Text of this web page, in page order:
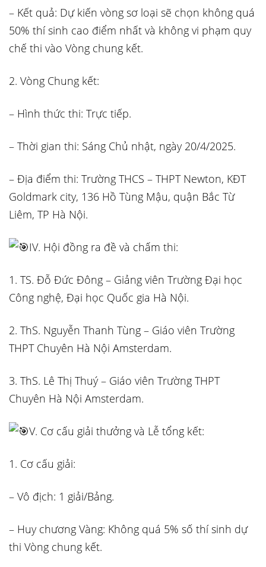
– Kết quả: Dự kiến vòng sơ loại sẽ chọn không quá
50% thí sinh cao điểm nhất và không vi phạm quy
chế thi vào Vòng chung kết.
2. Vòng Chung kết:
– Hình thức thi: Trực tiếp.
– Thời gian thi: Sáng Chủ nhật, ngày 20/4/2025.
– Địa điểm thi: Trường THCS – THPT Newton, KĐT
Goldmark city, 136 Hồ Tùng Mậu, quận Bắc Từ
Liêm, TP Hà Nội.
IV. Hội đồng ra đề và chấm thi:
1. TS. Đỗ Đức Đông – Giảng viên Trường Đại học
Công nghệ, Đại học Quốc gia Hà Nội.
2. ThS. Nguyễn Thanh Tùng – Giáo viên Trường
THPT Chuyên Hà Nội Amsterdam.
3. ThS. Lê Thị Thuý – Giáo viên Trường THPT
Chuyên Hà Nội Amsterdam.
V. Cơ cấu giải thưởng và Lễ tổng kết:
1. Cơ cấu giải:
– Vô địch: 1 giải/Bảng.
– Huy chương Vàng: Không quá 5% số thí sinh dự
thi Vòng chung kết.